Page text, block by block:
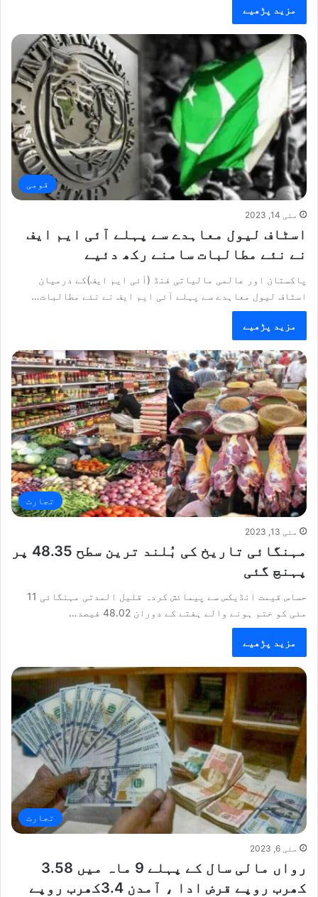
مزید پڑھیے
قومی
مئی 14, 2023
اسٹاف لیول معاہدے سے پہلے آئی ایم ایف
نے نئے مطالبات سامنے رکھ دئیے
پاکستان اور عالمی مالیاتی فنڈ (آئی ایم ایف)کے درمیان
اسٹاف لیول معاہدے سے پہلے آئی ایم ایف نے نئے مطالبات…
مزید پڑھیے
تجارت
مئی 13, 2023
مہنگائی تاریخ کی بُلند ترین سطح 48.35 پر
پہنچ گئی
حساس قیمت انڈیکس سے پیمائش کردہ قلیل المدتی مہنگائی 11
مئی کو ختم ہونے والے ہفتے کے دوران 48.02 فیصد…
مزید پڑھیے
تجارت
مئی 6, 2023
رواں مالی سال کے پہلے 9 ماہ میں 3.58
کھرب روپے قرض ادا ، آمدن 3.4کھرب روپے